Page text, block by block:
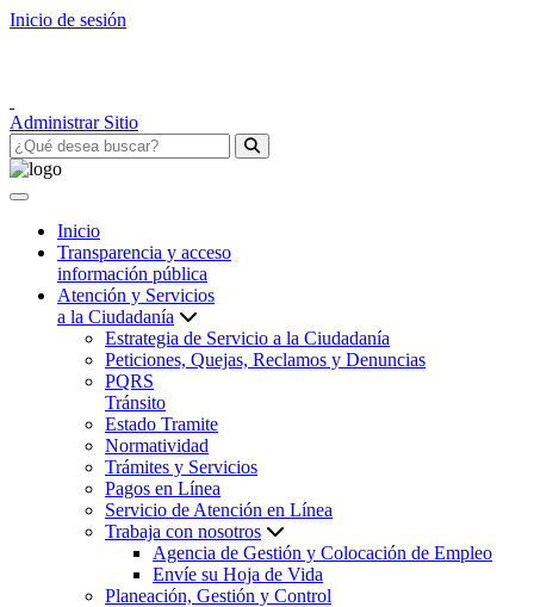
Inicio de sesión
Administrar Sitio
Inicio
Transparencia y acceso
información pública
Atención y Servicios
a la Ciudadanía
Estrategia de Servicio a la Ciudadanía
Peticiones, Quejas, Reclamos y Denuncias
PQRS
Tránsito
Estado Tramite
Normatividad
Trámites y Servicios
Pagos en Línea
Servicio de Atención en Línea
Trabaja con nosotros
Agencia de Gestión y Colocación de Empleo
Envíe su Hoja de Vida
Planeación, Gestión y Control